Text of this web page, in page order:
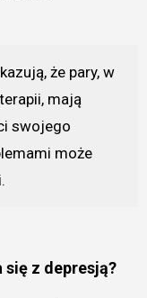
że pary, w
mają
swojego
może
z depresją?